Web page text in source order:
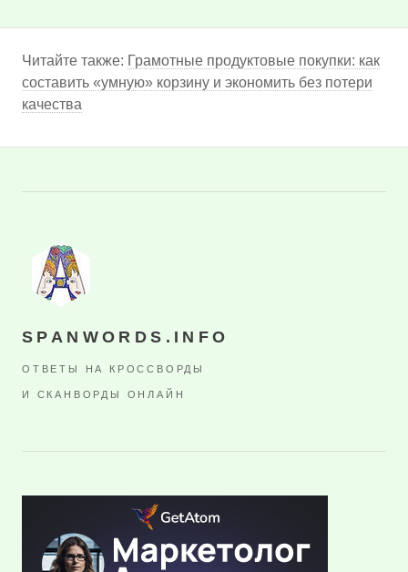
Читайте также: Грамотные продуктовые покупки: как
составить «умную» корзину и экономить без потери
качества
SPANWORDS.INFO
ОТВЕТЫ НА КРОССВОРДЫ
И СКАНВОРДЫ ОНЛАЙН